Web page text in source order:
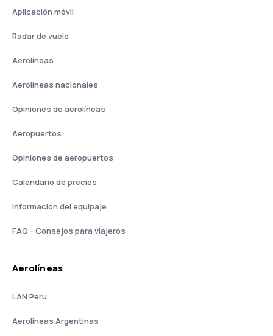
Aplicación móvil
Radar de vuelo
Aerolíneas
Aerolíneas nacionales
Opiniones de aerolíneas
Aeropuertos
Opiniones de aeropuertos
Calendario de precios
Información del equipaje
FAQ - Consejos para viajeros
Aerolíneas
LAN Peru
Aerolineas Argentinas